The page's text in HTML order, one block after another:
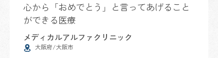
心から「おめでとう」と言ってあげること
ができる医療
メディカルアルファクリニック
大阪府/大阪市